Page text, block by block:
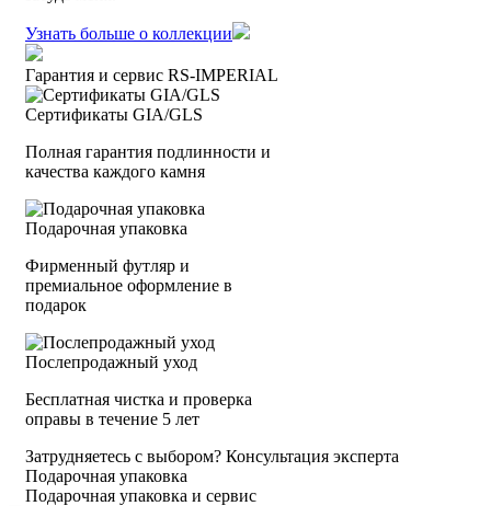
Узнать больше о коллекции
Гарантия и сервис RS‑IMPERIAL
Сертификаты GIA/GLS
Полная гарантия подлинности и
качества каждого камня
Подарочная упаковка
Фирменный футляр и
премиальное оформление в
подарок
Послепродажный уход
Бесплатная чистка и проверка
оправы в течение 5 лет
Затрудняетесь с выбором? Консультация эксперта
Подарочная упаковка
Подарочная упаковка и сервис